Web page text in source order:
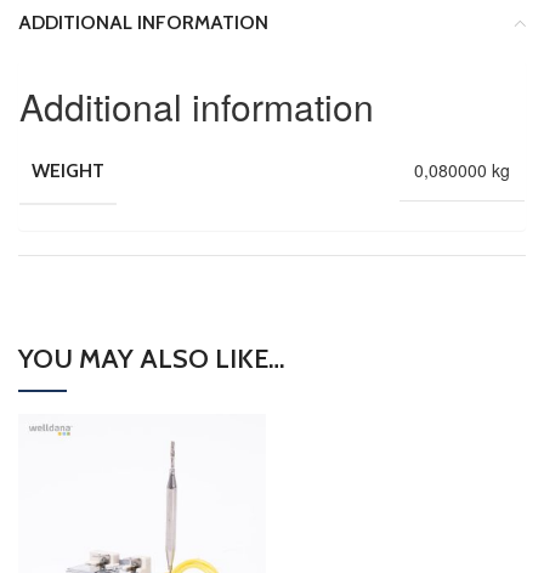
ADDITIONAL INFORMATION
Additional information
WEIGHT 0,080000 kg
YOU MAY ALSO LIKE…